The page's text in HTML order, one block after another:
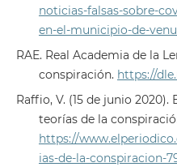
noticias-falsas-sobre-
en-el-municipio-de-
RAE. Real Academia de la
conspiración. https://
Raffio, V. (15 de junio
teorías de la
https://
ias-de-la-conspiracion-